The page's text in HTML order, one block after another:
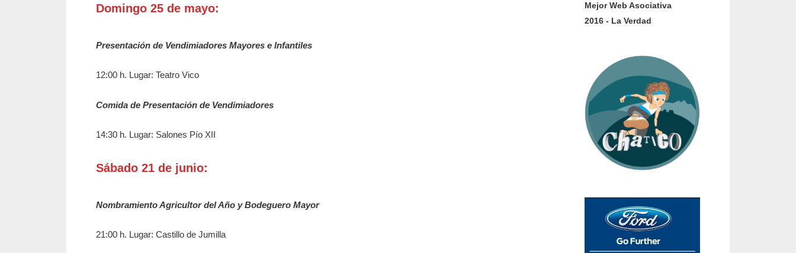
Domingo 25 de mayo:
Presentación de Vendimiadores Mayores e Infantiles
12:00 h. Lugar: Teatro Vico
Comida de Presentación de Vendimiadores
14:30 h. Lugar: Salones Pío XII
Sábado 21 de junio:
Nombramiento Agricultor del Año y Bodeguero Mayor
21:00 h. Lugar: Castillo de Jumilla
Mejor Web Asociativa
2016 - La Verdad